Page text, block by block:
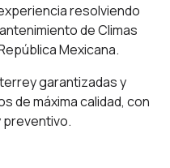
resolviendo
de Climas
Mexicana.
garantizadas y
de máxima calidad, con
preventivo.